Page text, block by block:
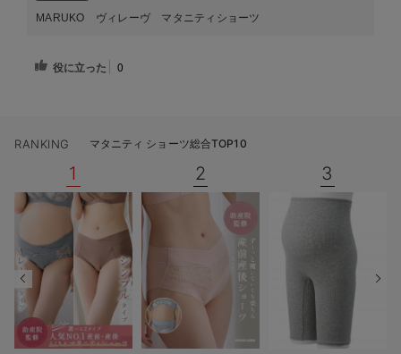
MARUKO ヴィレーヴ マタニティショーツ
役に立った 0
RANKING マタニティ ショーツ総合TOP10
1 2 3